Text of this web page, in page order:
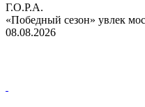
Г.О.Р.А.
«Победный сезон» увлек
08.08.2026